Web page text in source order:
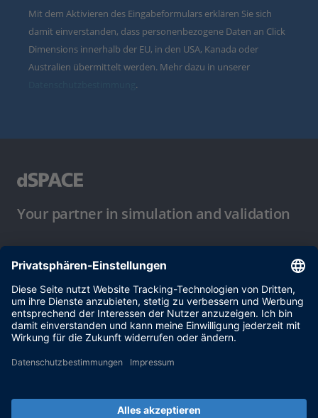
Mit dem Aktivieren des Eingabeformulars erklären Sie sich
damit einverstanden, dass personenbezogene Daten an Click
Dimensions innerhalb der EU, in den USA, Kanada oder
Australien übermittelt werden. Mehr dazu in unserer
.
Your partner in simulation and validation
Datenschutzbestimmung
Impressum & Allgemeine
Geschäftsbedingungen